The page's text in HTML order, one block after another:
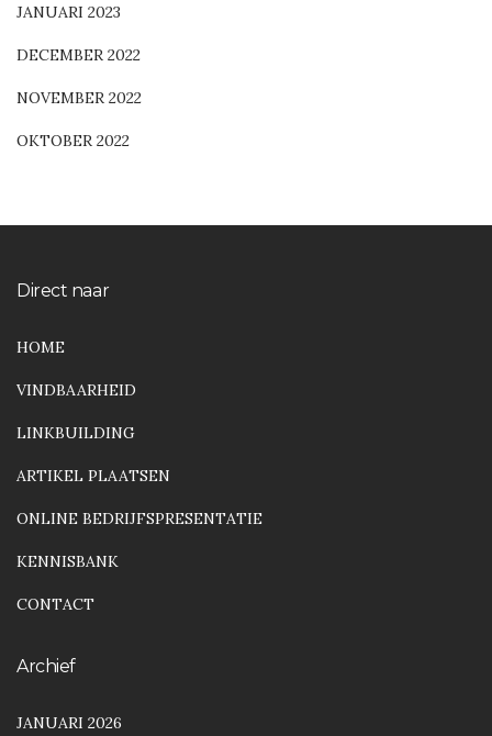
JANUARI 2023
DECEMBER 2022
NOVEMBER 2022
OKTOBER 2022
Direct naar
HOME
VINDBAARHEID
LINKBUILDING
ARTIKEL PLAATSEN
ONLINE BEDRIJFSPRESENTATIE
KENNISBANK
CONTACT
Archief
JANUARI 2026